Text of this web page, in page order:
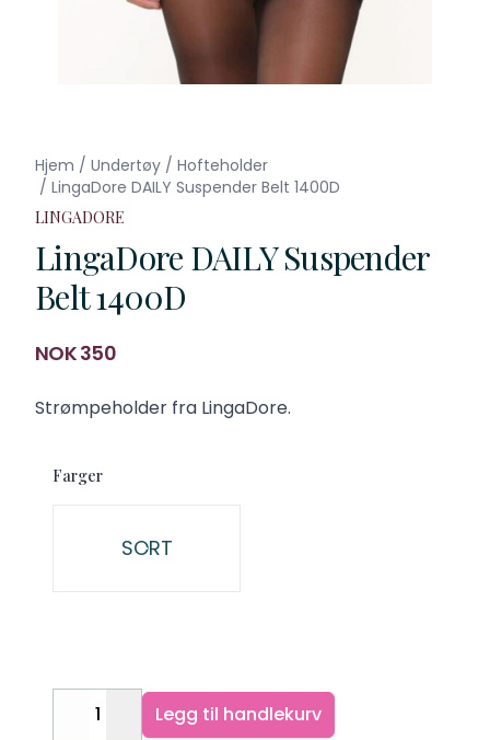
Hjem / Undertøy / Hofteholder
/ LingaDore DAILY Suspender Belt 1400D
LINGADORE
LingaDore DAILY Suspender
Belt 1400D
Produktdetaljer
NOK 350
Description
Strømpeholder fra LingaDore.
Farger
Velg en Farger
SORT
DecreaseIncrease
Legg til handlekurv